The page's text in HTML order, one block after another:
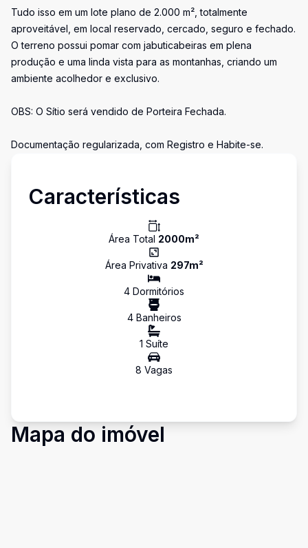
Tudo isso em um lote plano de 2.000 m², totalmente
aproveitável, em local reservado, cercado, seguro e fechado.
O terreno possui pomar com jabuticabeiras em plena
produção e uma linda vista para as montanhas, criando um
ambiente acolhedor e exclusivo.
OBS: O Sítio será vendido de Porteira Fechada.
Documentação regularizada, com Registro e Habite-se.
Características
Área Total 2000m²
Área Privativa 297m²
4 Dormitórios
4Banheiros
1 Suíte
8 Vagas
Mapa do imóvel